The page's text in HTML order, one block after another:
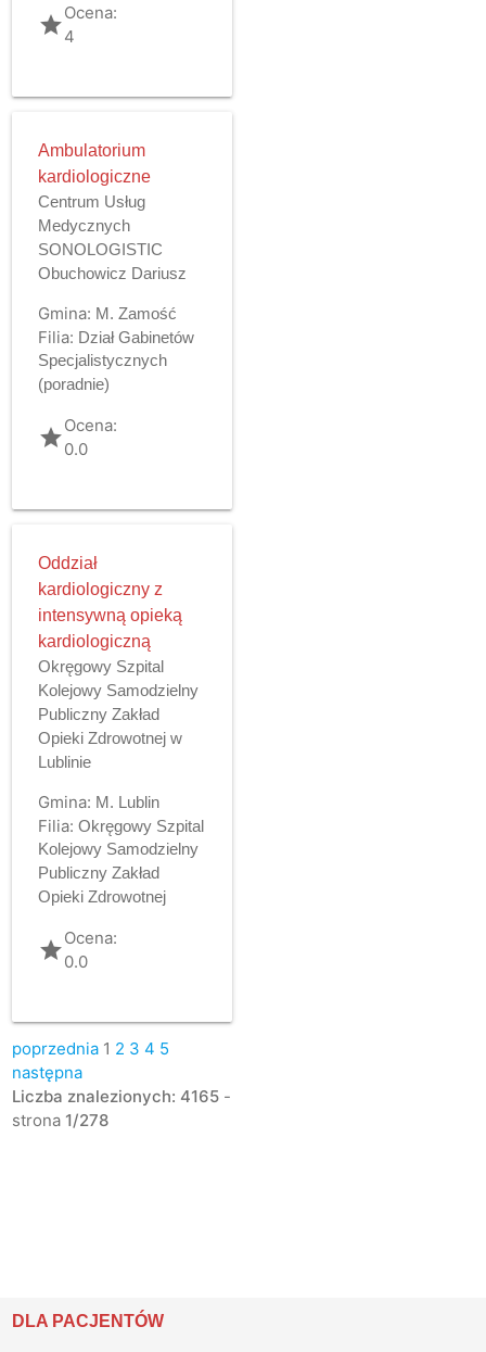
gradeOcena:
4
Ambulatorium
kardiologiczne
Centrum Usług
Medycznych
SONOLOGISTIC
Obuchowicz Dariusz
Gmina: M. Zamość
Filia: Dział Gabinetów
Specjalistycznych
(poradnie)
gradeOcena:
0.0
Oddział
kardiologiczny z
intensywną opieką
kardiologiczną
Okręgowy Szpital
Kolejowy Samodzielny
Publiczny Zakład
Opieki Zdrowotnej w
Lublinie
Gmina: M. Lublin
Filia: Okręgowy Szpital
Kolejowy Samodzielny
Publiczny Zakład
Opieki Zdrowotnej
gradeOcena:
0.0
poprzednia 1 2 3 4 5
następna
Liczba znalezionych: 4165-
strona 1/278
DLA PACJENTÓW